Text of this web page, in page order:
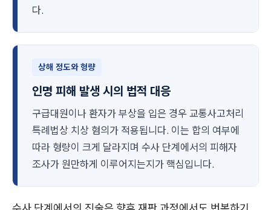
다.
상해 정도와 형량
인명 피해 발생 시의 법적 대응
구급대원이나 환자가 부상을 입은 경우 교통사고처리
특례법상 치상 혐의가 적용됩니다. 이는 합의 여부에
따라 형량이 크게 달라지며 수사 단계에서의 피해자
조사가 원만하게 이루어지는지가 핵심입니다.